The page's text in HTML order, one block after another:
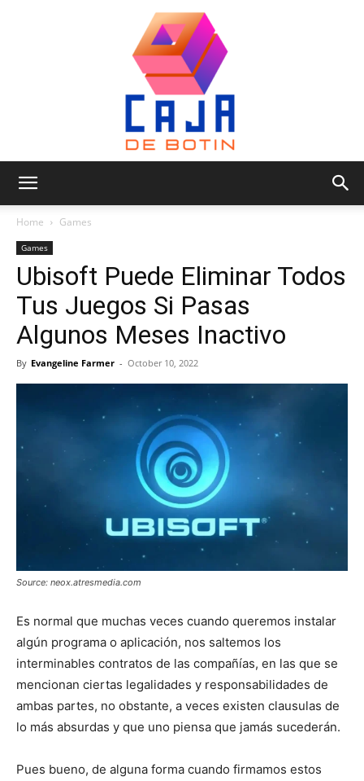
de
Botin
Home Games
Games
Ubisoft Puede Eliminar Todos
Tus Juegos Si Pasas
Algunos Meses Inactivo
By Evangeline Farmer - October 10, 2022
Source: neox.atresmedia.com
Es normal que muchas veces cuando queremos instalar
algún programa o aplicación, nos saltemos los
interminables contratos de las compañías, en las que se
mencionan ciertas legalidades y responsabilidades de
ambas partes, no obstante, a veces existen clausulas de
lo más absurdas y que uno piensa que jamás sucederán.
Pues bueno, de alguna forma cuando firmamos estos